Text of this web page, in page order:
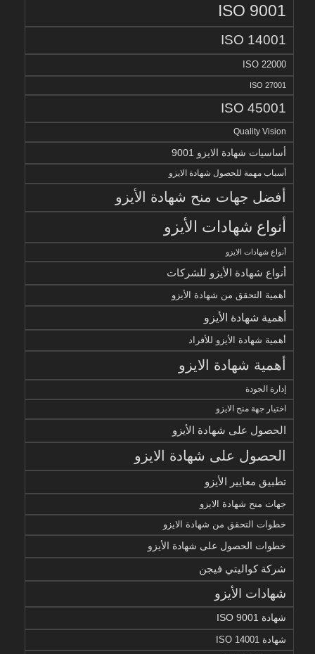
ISO 9001
ISO 14001
ISO 22000
ISO 27001
ISO 45001
Quality Vision
أساسيات شهادة الايزو 9001
أسباب مهمة للحصول شهادة الايزو
أفضل جهات منح شهادة الأيزو
أنواع شهادات الأيزو
أنواع شهادات الايزو
أنواع شهادة الأيزو للشركات
أهمية التحقق من شهادة الأيزو
أهمية شهادة الأيزو
أهمية شهادة الأيزو للأفراد
أهمية شهادة الايزو
إدارة الجودة
اختيار جهة منح الايزو
الحصول على شهادة الأيزو
الحصول على شهادة الايزو
تطبيق معايير الأيزو
جهات منح شهادة الايزو
خطوات التحقق من شهادة الايزو
خطوات الحصول على شهادة الأيزو
شركة كواليتي فيجن
شهادات الأيزو
شهادة ISO 9001
شهادة ISO 14001